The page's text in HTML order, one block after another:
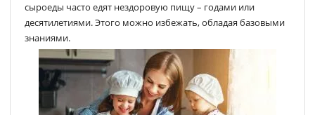
сыроеды часто едят нездоровую пищу – годами или
десятилетиями. Этого можно избежать, обладая базовыми
знаниями.